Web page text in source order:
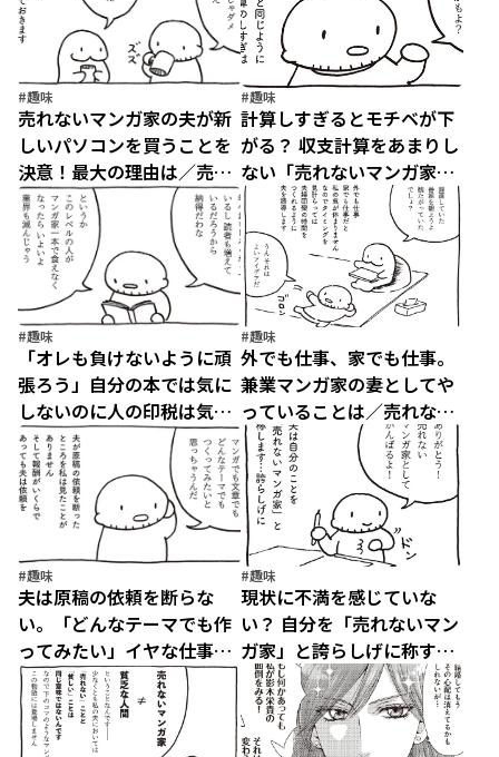
#趣味
売れないマンガ家の夫が新
しいパソコンを買うことを
決意！最大の理由は／売れ
ないマンガ家の貧しくない
生活（7）
#趣味
計算しすぎるとモチベが下
がる？ 収支計算をあまりし
ない「売れないマンガ家」
の夫／売れないマンガ家の
貧しくない生活（6）
#趣味
「オレも負けないように頑
張ろう」自分の本では気に
しないのに人の印税は気に
なる夫／売れないマンガ家
の貧しくない生活（5）
#趣味
外でも仕事、家でも仕事。
兼業マンガ家の妻としてや
っていることは／売れない
マンガ家の貧しくない生活
（4）
#趣味
夫は原稿の依頼を断らな
い。「どんなテーマでも作
ってみたい」イヤな仕事っ
てないの？／売れないマン
ガ家の貧しくない生活
（3）
#趣味
現状に不満を感じていな
い？ 自分を「売れないマン
ガ家」と誇らしげに称する
夫／売れないマンガ家の貧
しくない生活（2）